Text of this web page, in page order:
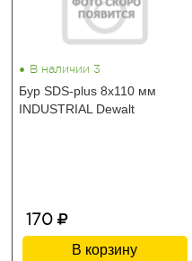
• В наличии 3
Бур SDS-plus 8х110 мм
INDUSTRIAL Dewalt
170
В корзину